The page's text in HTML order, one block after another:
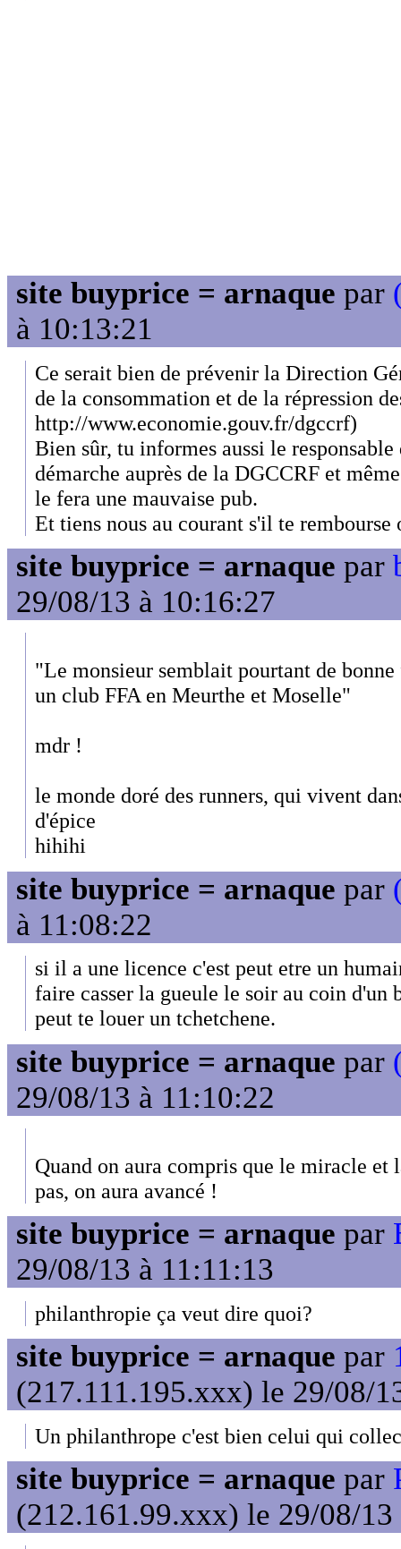
site buyprice = arnaque par
à 10:13:21
Ce serait bien de prévenir la Direction
de la consommation et de la répression
http://www.economie.gouv.fr/dgccrf)
Bien sûr, tu informes aussi le responsable
démarche auprès de la DGCCRF et
le fera une mauvaise pub.
Et tiens nous au courant s'il te rembourse
site buyprice = arnaque par
29/08/13 à 10:16:27
"Le monsieur semblait pourtant de
un club FFA en Meurthe et Moselle"
mdr !
le monde doré des runners, qui vivent
d'épice
hihihi
site buyprice = arnaque par
à 11:08:22
si il a une licence c'est peut etre un
faire casser la gueule le soir au coin d'un
peut te louer un tchetchene.
site buyprice = arnaque par
29/08/13 à 11:10:22
Quand on aura compris que le miracle
pas, on aura avancé !
site buyprice = arnaque par
29/08/13 à 11:11:13
philanthropie ça veut dire quoi?
site buyprice = arnaque par
(217.111.195.xxx) le 29/08/
Un philanthrope c'est bien celui qui
site buyprice = arnaque par
(212.161.99.xxx) le 29/08/13